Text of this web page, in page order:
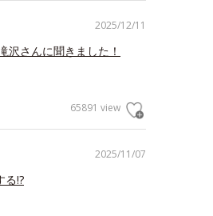
2025/12/11
沢さんに聞きました！
65891 view
2025/11/07
る!?